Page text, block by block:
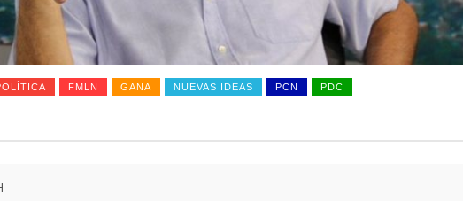
FMLN GANA NUEVAS IDEAS PCN PDC